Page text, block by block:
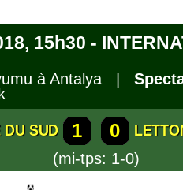
15h30 -
à Antalya |
DU SUD 1 0
(mi-tps: 1-0)